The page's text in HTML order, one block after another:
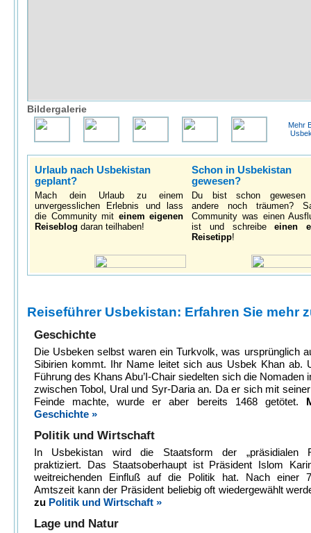
Bildergalerie
Mehr
Urlaub nach Usbekistan
geplant?
Mach dein Urlaub zu einem
unvergesslichen Erlebnis und lass
die Community mit einem eigenen
Reiseblog daran teilhaben!
Schon in Usbekistan
gewesen?
Du bist schon gewesen
andere noch träumen?
Community was einen
ist und schreibeeinen
Reisetipp!
Reiseführer Usbekistan: Erfahren Sie mehr
Geschichte
Die Usbeken selbst waren ein Turkvolk, was ursprünglich
Sibirien kommt. Ihr Name leitet sich aus Usbek Khan ab.
Führung des Khans Abu’I-Chair siedelten sich die Nomaden
zwischen Tobol, Ural und Syr-Daria an. Da er sich mit
Feinde machte, wurde er aber bereits 1468 getötet.
Geschichte »
Politik und Wirtschaft
In Usbekistan wird die Staatsform der „präsidialen
praktiziert. Das Staatsoberhaupt ist Präsident Islom
weitreichenden Einfluß auf die Politik hat. Nach einer
Amtszeit kann der Präsident beliebig oft wiedergewählt
zu Politik und Wirtschaft »
Lage und Natur